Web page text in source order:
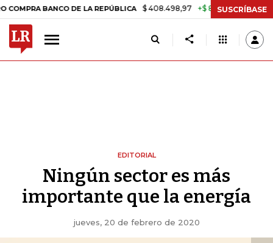
BANCO DE LA REPÚBLICA $ 408.498,97 +$ 8.753,81 +2,19%
SUSCRÍBASE
EDITORIAL
Ningún sector es más
importante que la energía
jueves, 20 de febrero de 2020